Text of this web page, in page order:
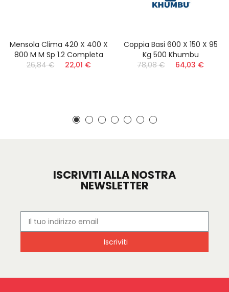
Mensola Clima 420 X 400 X
800 M M Sp 1.2 Completa
26,84 €
22,01 €
Coppia Basi 600 X 150 X 95
Kg 500 Khumbu
78,08 €
64,03 €
ISCRIVITI ALLA NOSTRA
NEWSLETTER
Iscriviti